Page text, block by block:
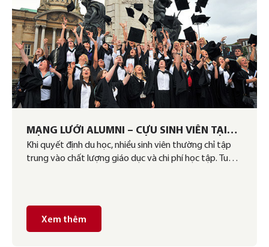
MẠNG LƯỚI ALUMNI – CỰU SINH VIÊN TẠI
ĐỨC: LỢI ÍCH TO LỚN DÀNH CHO SINH VIÊN
QUỐC TẾ
Khi quyết định du học, nhiều sinh viên thường chỉ tập
trung vào chất lượng giáo dục và chi phí học tập. Tuy
Xem thêm